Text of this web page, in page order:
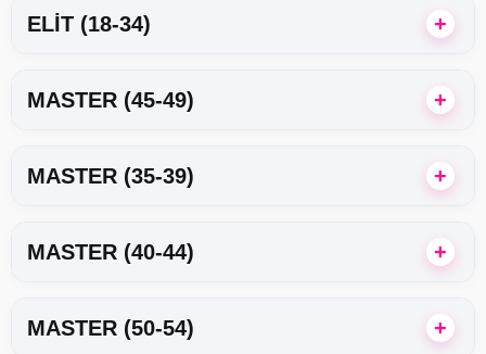
ELIT (18-34)
MASTER (45-49)
MASTER (35-39)
MASTER (40-44)
MASTER (50-54)